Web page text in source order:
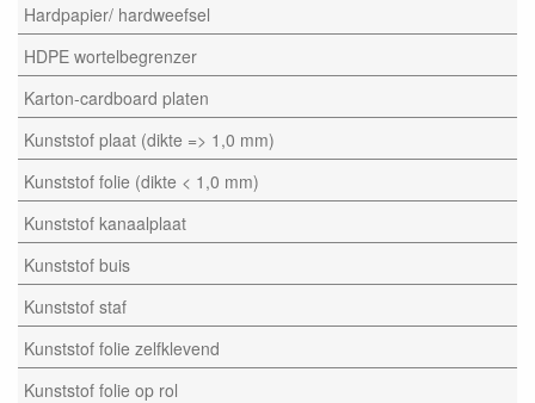
Hardpapier/ hardweefsel
HDPE wortelbegrenzer
Karton-cardboard platen
Kunststof plaat (dikte => 1,0 mm)
Kunststof folie (dikte < 1,0 mm)
Kunststof kanaalplaat
Kunststof buis
Kunststof staf
Kunststof folie zelfklevend
Kunststof folie op rol